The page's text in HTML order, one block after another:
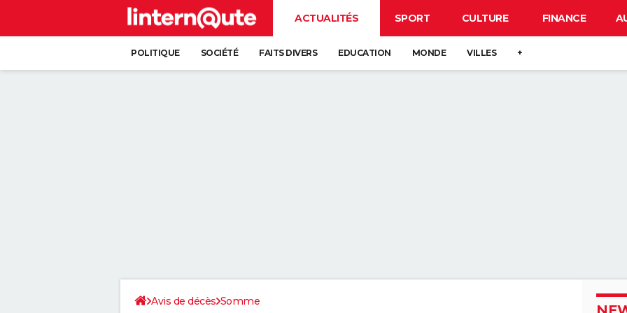
ACTUALITÉS SPORT CULTURE FINANCE
POLITIQUE SOCIÉTÉ FAITS DIVERS EDUCATION MONDE VILLES +
Avis de décès Somme